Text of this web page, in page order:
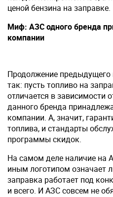
ценой бензина на заправке.
Миф: АЗС одного бренда
компании
Продолжение
так: пусть топливо на
отличается в зависимости
данного бренда
компании. А, значит,
топлива, и стандарты
программы скидок.
На самом деле наличие на
иным логотипом означает
заправка работает под
и всего. И АЗС совсем не